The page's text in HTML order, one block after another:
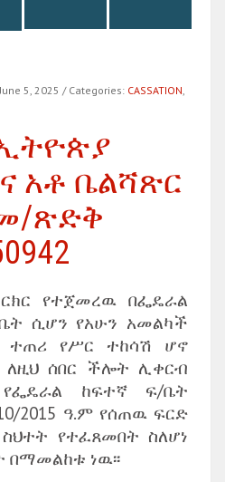
5, 2025 / Categories: CASSATION,
አቶ ቤልሻጽር
ጽድቅ
የተጀመረዉ በፌዴራል
ሲሆን የአሁን አመልካች
ተጠሪ የሥር ተከሳሽ ሆኖ
ለዚህ ሰበር ችሎት ሊቀርብ
ከፍተኛ ፍ/ቤት
2015 ዓ.ም የሰጠዉ ፍርድ
የተፈጸመበት ስለሆነ
ነዉ፡፡